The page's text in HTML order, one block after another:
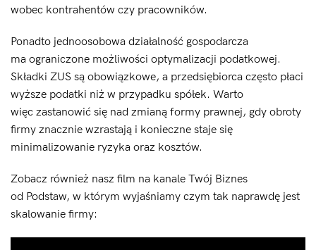
wobec kontrahentów czy pracowników.
Ponadto jednoosobowa działalność gospodarcza
ma ograniczone możliwości optymalizacji podatkowej.
Składki ZUS są obowiązkowe, a przedsiębiorca często płaci
wyższe podatki niż w przypadku spółek. Warto
więc zastanowić się nad zmianą formy prawnej, gdy obroty
firmy znacznie wzrastają i konieczne staje się
minimalizowanie ryzyka oraz kosztów.
Zobacz również nasz film na kanale Twój Biznes
od Podstaw, w którym wyjaśniamy czym tak naprawdę jest
skalowanie firmy: